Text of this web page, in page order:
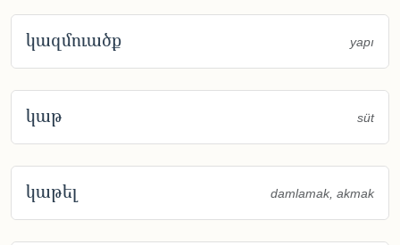
կազմուածք yapı
կաթ süt
կաթել damlamak, akmak